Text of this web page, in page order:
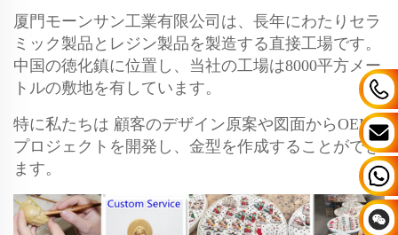
厦門モーンサン工業有限公司は、長年にわたりセラ
ミック製品とレジン製品を製造する直接工場です。
中国の徳化鎮に位置し、当社の工場は8000平方メー
トルの敷地を有しています。
特に私たちは 顧客のデザイン原案や図面からOEM
プロジェクトを開発し、金型を作成することができ
ます。